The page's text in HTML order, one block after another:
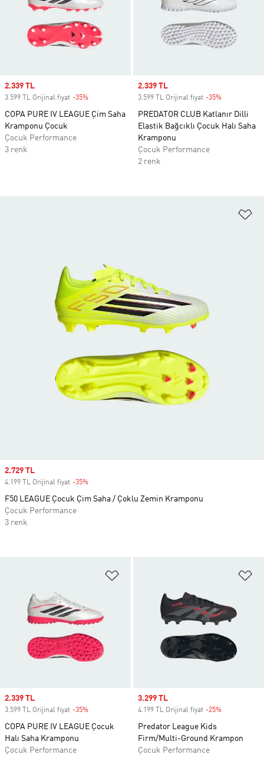
Sale price
2.339 TL
3.599 TL Orijinal fiyat -35%
COPA PURE IV LEAGUE Çim Saha
Kramponu Çocuk
Çocuk Performance
3 renk
Sale price
2.339 TL
3.599 TL Orijinal fiyat -35%
PREDATOR CLUB Katlanır Dilli
Elastik Bağcıklı Çocuk Halı Saha
Kramponu
Çocuk Performance
2 renk
Sale price
2.339 TL
3.599 TL Orijinal fiyat -35%
COPA PURE IV LEAGUE Çocuk
Halı Saha Kramponu
Çocuk Performance
Sale price
3.299 TL
4.199 TL Orijinal fiyat -25%
Predator League Kids
Firm/Multi-Ground Krampon
Çocuk Performance
Sale price
2.729 TL
4.199 TL Orijinal fiyat -35%
F50 LEAGUE Çocuk Çim Saha / Çoklu Zemin Kramponu
Çocuk Performance
3 renk